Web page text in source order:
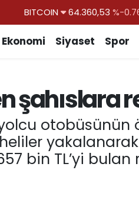
DOLAR 47,7069
BİST100
13.887
BITCOIN
64.360,53 %-
Ekonomi Siyaset Spor
şahıslara
yakalanarak
bin TL’yi bulan